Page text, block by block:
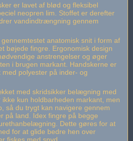
er lavet af blød og fleksibel
neopren lim. Stoffet er derefter
vandindtrængning gennem
anatomisk snit i form af
bøjede fingre. Ergonomisk design
anstrengelser og øger
i brugen markant. Handskerne er
polyester på inder- og
med skridsikker belægning med
kun holdbarheden markant, men
så du trygt kan navigere gennem
på land. Idex fingre på begge
Dette gøres for at
for at glide bedre hen over
fiskes med spyd.